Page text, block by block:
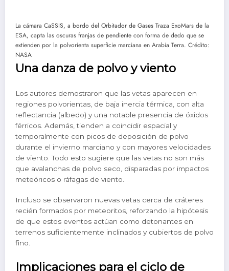
La cámara CaSSIS, a bordo del Orbitador de Gases Traza ExoMars de la
ESA, capta las oscuras franjas de pendiente con forma de dedo que se
extienden por la polvorienta superficie marciana en Arabia Terra. Crédito:
NASA
Una danza de polvo y viento
Los autores demostraron que las vetas aparecen en
regiones polvorientas, de baja inercia térmica, con alta
reflectancia (albedo) y una notable presencia de óxidos
férricos. Además, tienden a coincidir espacial y
temporalmente con picos de deposición de polvo
durante el invierno marciano y con mayores velocidades
de viento. Todo esto sugiere que las vetas no son más
que avalanchas de polvo seco, disparadas por impactos
meteóricos o ráfagas de viento.
Incluso se observaron nuevas vetas cerca de cráteres
recién formados por meteoritos, reforzando la hipótesis
de que estos eventos actúan como detonantes en
terrenos suficientemente inclinados y cubiertos de polvo
fino.
Implicaciones para el ciclo de